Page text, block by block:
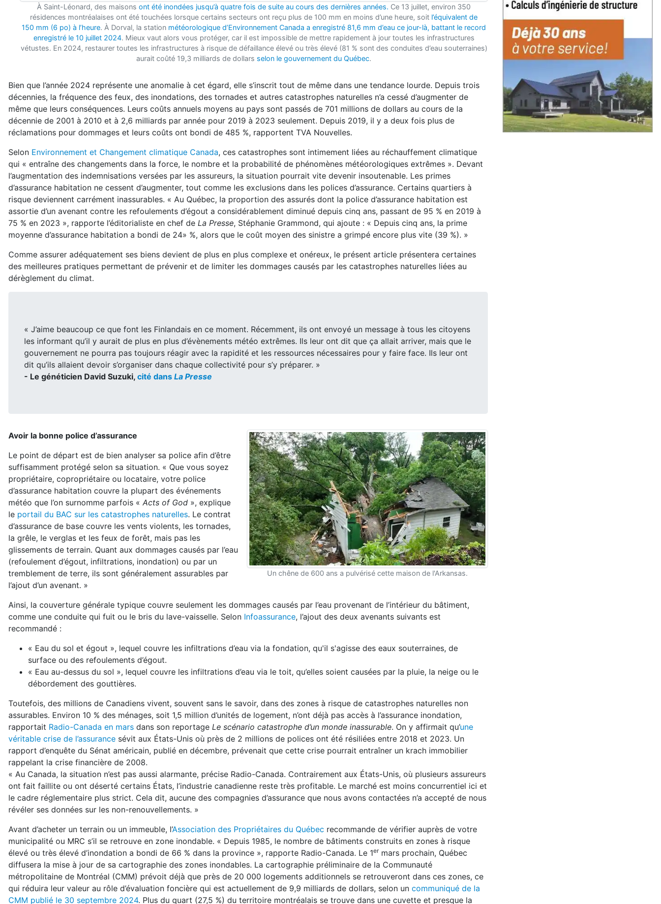
À Saint-Léonard, des maisons ont été inondées jusqu’à quatre fois de suite au cours des dernières années. Ce 13 juillet, environ 350
résidences montréalaises ont été touchées lorsque certains secteurs ont reçu plus de 100 mm en moins d’une heure, soit l’équivalent de
150 mm (6 po) à l’heure. À Dorval, la station météorologique d’Environnement Canada a enregistré 81,6 mm d’eau ce jour-là, battant le record
enregistré le 10 juillet 2024. Mieux vaut alors vous protéger, car il est impossible de mettre rapidement à jour toutes les infrastructures
vétustes. En 2024, restaurer toutes les infrastructures à risque de défaillance élevé ou très élevé (81 % sont des conduites d’eau souterraines)
aurait coûté 19,3 milliards de dollars selon le gouvernement du Québec.
Bien que l’année 2024 représente une anomalie à cet égard, elle s’inscrit tout de même dans une tendance lourde. Depuis trois
décennies, la fréquence des feux, des inondations, des tornades et autres catastrophes naturelles n’a cessé d’augmenter de
même que leurs conséquences. Leurs coûts annuels moyens au pays sont passés de 701 millions de dollars au cours de la
décennie de 2001 à 2010 et à 2,6 milliards par année pour 2019 à 2023 seulement. Depuis 2019, il y a deux fois plus de
réclamations pour dommages et leurs coûts ont bondi de 485 %, rapportent TVA Nouvelles.
Selon Environnement et Changement climatique Canada, ces catastrophes sont intimement liées au réchauffement climatique
qui « entraîne des changements dans la force, le nombre et la probabilité de phénomènes météorologiques extrêmes ». Devant
l’augmentation des indemnisations versées par les assureurs, la situation pourrait vite devenir insoutenable. Les primes
d’assurance habitation ne cessent d’augmenter, tout comme les exclusions dans les polices d’assurance. Certains quartiers à
risque deviennent carrément inassurables. « Au Québec, la proportion des assurés dont la police d’assurance habitation est
assortie d’un avenant contre les refoulements d’égout a considérablement diminué depuis cinq ans, passant de 95 % en 2019 à
75 % en 2023 », rapporte l’éditorialiste en chef de La Presse, Stéphanie Grammond, qui ajoute : « Depuis cinq ans, la prime
moyenne d’assurance habitation a bondi de 24» %, alors que le coût moyen des sinistre a grimpé encore plus vite (39 %). »
Comme assurer adéquatement ses biens devient de plus en plus complexe et onéreux, le présent article présentera certaines
des meilleures pratiques permettant de prévenir et de limiter les dommages causés par les catastrophes naturelles liées au
dérèglement du climat.
« J’aime beaucoup ce que font les Finlandais en ce moment. Récemment, ils ont envoyé un message à tous les citoyens
les informant qu’il y aurait de plus en plus d’évènements météo extrêmes. Ils leur ont dit que ça allait arriver, mais que le
gouvernement ne pourra pas toujours réagir avec la rapidité et les ressources nécessaires pour y faire face. Ils leur ont
dit qu’ils allaient devoir s’organiser dans chaque collectivité pour s’y préparer. »
- Le généticien David Suzuki, cité dans La Presse
Un chêne de 600 ans a pulvérisé cette maison de l'Arkansas.
Avoir la bonne police d’assurance
Le point de départ est de bien analyser sa police afin d’être
suffisamment protégé selon sa situation. « Que vous soyez
propriétaire, copropriétaire ou locataire, votre police
d’assurance habitation couvre la plupart des événements
météo que l’on surnomme parfois « Acts of God », explique
le portail du BAC sur les catastrophes naturelles. Le contrat
d’assurance de base couvre les vents violents, les tornades,
la grêle, le verglas et les feux de forêt, mais pas les
glissements de terrain. Quant aux dommages causés par l’eau
(refoulement d’égout, infiltrations, inondation) ou par un
tremblement de terre, ils sont généralement assurables par
l’ajout d’un avenant. »
Ainsi, la couverture générale typique couvre seulement les dommages causés par l’eau provenant de l’intérieur du bâtiment,
comme une conduite qui fuit ou le bris du lave-vaisselle. Selon Infoassurance, l’ajout des deux avenants suivants est
recommandé :
« Eau du sol et égout », lequel couvre les infiltrations d’eau via la fondation, qu'il s'agisse des eaux souterraines, de
surface ou des refoulements d’égout.
« Eau au-dessus du sol », lequel couvre les infiltrations d’eau via le toit, qu’elles soient causées par la pluie, la neige ou le
débordement des gouttières.
Toutefois, des millions de Canadiens vivent, souvent sans le savoir, dans des zones à risque de catastrophes naturelles non
assurables. Environ 10 % des ménages, soit 1,5 million d’unités de logement, n’ont déjà pas accès à l’assurance inondation,
rapportait Radio-Canada en mars dans son reportage Le scénario catastrophe d’un monde inassurable. On y affirmait qu’une
véritable crise de l’assurance sévit aux États-Unis où près de 2 millions de polices ont été résiliées entre 2018 et 2023. Un
rapport d’enquête du Sénat américain, publié en décembre, prévenait que cette crise pourrait entraîner un krach immobilier
rappelant la crise financière de 2008.
« Au Canada, la situation n’est pas aussi alarmante, précise Radio-Canada. Contrairement aux États-Unis, où plusieurs assureurs
ont fait faillite ou ont déserté certains États, l’industrie canadienne reste très profitable. Le marché est moins concurrentiel ici et
le cadre réglementaire plus strict. Cela dit, aucune des compagnies d’assurance que nous avons contactées n’a accepté de nous
révéler ses données sur les non-renouvellements. »
Avant d’acheter un terrain ou un immeuble, l’Association des Propriétaires du Québec recommande de vérifier auprès de votre
municipalité ou MRC s’il se retrouve en zone inondable. « Depuis 1985, le nombre de bâtiments construits en zones à risque
élevé ou très élevé d’inondation a bondi de 66 % dans la province », rapporte Radio-Canada. Le 1ermars prochain, Québec
diffusera la mise à jour de sa cartographie des zones inondables. La cartographie préliminaire de la Communauté
métropolitaine de Montréal (CMM) prévoit déjà que près de 20 000 logements additionnels se retrouveront dans ces zones, ce
qui réduira leur valeur au rôle d’évaluation foncière qui est actuellement de 9,9 milliards de dollars, selon un communiqué de la
CMM publié le 30 septembre 2024. Plus du quart (27,5 %) du territoire montréalais se trouve dans une cuvette et presque la